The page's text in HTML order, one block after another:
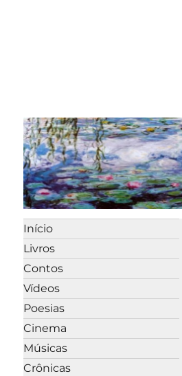
Início
Livros
Contos
Vídeos
Poesias
Cinema
Músicas
Crônicas